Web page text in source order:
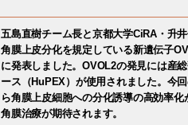
五島直樹チーム長と京都大学CiRA・升
角膜上皮分化を規定している新遺伝子
に発表しました。OVOL2の発見には産
ース（HuPEX）が使用されました。今
ら角膜上皮細胞への分化誘導の高効率
角膜治療が期待されます。